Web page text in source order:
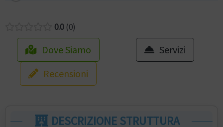
0.0 0
Dove Siamo
Servizi
Recensioni
DESCRIZIONE STRUTTURA